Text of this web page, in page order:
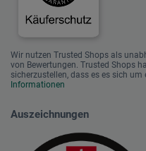
Wir nutzen Trusted Shops als
von Bewertungen. Trusted Shops
sicherzustellen, dass es es sich
Informationen
Auszeichnungen